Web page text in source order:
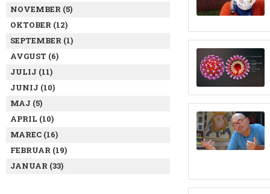
NOVEMBER (5)
OKTOBER (12)
SEPTEMBER (1)
AVGUST (6)
JULIJ (11)
JUNIJ (10)
MAJ (5)
APRIL (10)
MAREC (16)
FEBRUAR (19)
JANUAR (33)